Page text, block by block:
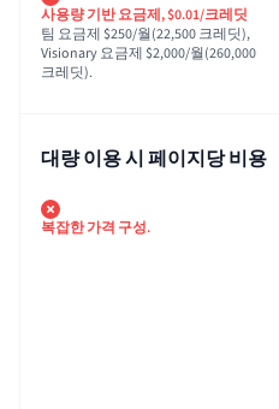
사용량 기반 요금제, $0.01/크레딧
팀 요금제 $250/월(22,500 크레딧),
Visionary 요금제 $2,000/월(260,000
크레딧).
대량 이용 시 페이지당 비용
복잡한 가격 구성.